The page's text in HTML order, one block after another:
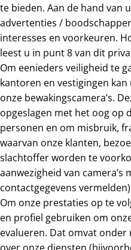
te bieden. Aan de hand van
advertenties /
interesses en voorkeuren.
leest u in punt 8 van dit
Om eenieders veiligheid te
kantoren en vestigingen
onze bewakingscamera’s.
opgeslagen met het oog op
personen en om misbruik,
waarvan onze klanten,
slachtoffer worden te
aanwezigheid van
contactgegevens
Om onze prestaties op te
en profiel gebruiken om
evalueren. Dat omvat onder